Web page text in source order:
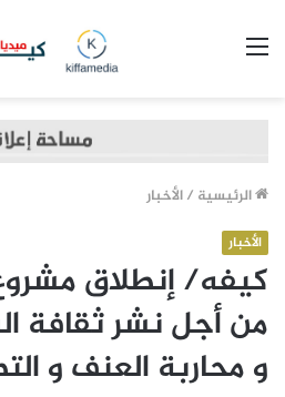
الرئيسية /الأخبار
الأخبار
كيفه/ إنطلاق
من أجل نشر ثقافة
و محاربة العنف و